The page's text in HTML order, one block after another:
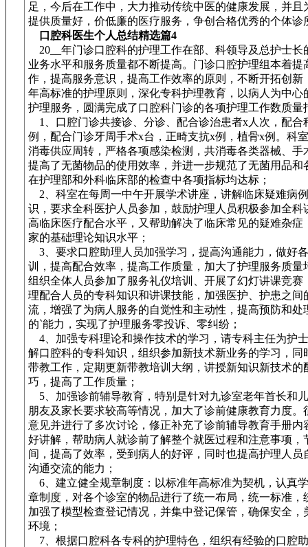
足，今后在工作中，大力推动传统中医的健康发展，并且
提供质量好，价低廉的医疗服务，争创合格优秀的个体诊
口腔科医生个人总结精选篇4
20__年门诊口腔科的护理工作在部、科领导及总护士长
业务水平和服务质量都不断提高。门诊口腔护理组本着提
作，提高服务意识，提高工作效率的原则，不断开拓创新
年高标准的护理原则，深化专科护理教育，以病人为中心
护理服务，圆满完成了口腔科门诊的各项护理工作数质量
1、口腔门诊共接诊、分诊、配合诊治患者x人次，配合
例，配合门诊牙周手术x台，正畸支抗x例，植骨x例。科
消毒供应周转，严格各项感染检测，共消毒各类器械、手
提高了无菌物品的使用效率，并进一步规范了无菌用品和
在护理部和外科临床部的检查中各项指标均达标；
2、科室在每周一中午开展学术讲座，讲解临床疑难病
识，要求全科医护人员参加，鼓励护理人员积极参加全科
高临床医疗配合水平，又帮助解决了临床常见的疑难杂症
家的基础理论知识水平；
3、要求口腔助理人员加强学习，提高沟通能力，做好
训，提高配合效率，提高工作质量，加大了护理服务质量
组织全体人员参加了服务礼仪培训、开展了幻灯讲课竞赛
理配合人员的专科知识和讲课技能，加强医护、护患之间
流，增强了为病人服务的自觉性和主动性，提高预防和处
的`能力，实现了护理服务零投诉、零纠纷；
4、加强专科理论和操作技术的学习，请专科主任为护
解口腔科的专科知识，组织参加新技术新业务的学习，同
带教工作，定期更新带教培训大纲，讲授新知识新技术的
巧，提高了工作质量；
5、加强诊前辅导教育，特别是针对九诊室老年首长和
朋友及家长要求较高等情况，加大了诊前健康教育力度。
意见并进行了多次讨论，修正补充了诊前辅导教育手册内
好讲解，帮助病人就诊前了解整个就医过程和注意事项，
间，提高了效率，受到病人的好评，同时也提高护理人员
沟通交流的能力；
6、建立健全规章制度：以标准年高标准为契机，认真
章制度，对各个诊室的物品进行了统一布局，统一标准，
加强了模型检查登记情况，并集中登记保管，确保安全，
环境；
7、根据口腔科各专科的护理特色，组织有经验的口腔